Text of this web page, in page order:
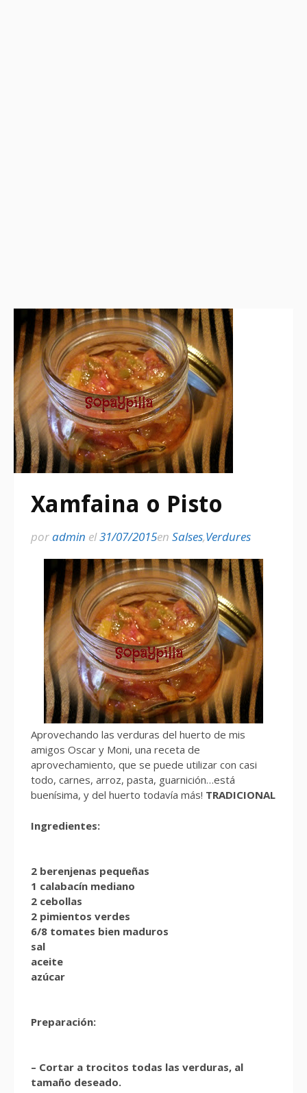
Xamfaina o Pisto
poradmin el31/07/2015en Salses,Verdures
Aprovechando las verduras del huerto de mis
amigos Oscar y Moni, una receta de
aprovechamiento, que se puede utilizar con casi
todo, carnes, arroz, pasta, guarnición…está
buenísima, y del huerto todavía más! TRADICIONAL
Ingredientes:
2 berenjenas pequeñas
1 calabacín mediano
2 cebollas
2 pimientos verdes
6/8 tomates bien maduros
sal
aceite
azúcar
Preparación:
– Cortar a trocitos todas las verduras, al
tamaño deseado.